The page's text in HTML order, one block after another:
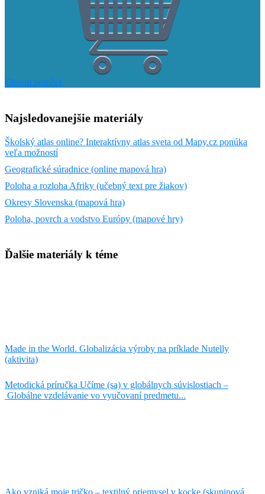
Chcem pomôcť
Najsledovanejšie materiály
Školský atlas online? Interaktívny atlas sveta od Mapy.cz ponúka
veľa možností
Geografické súradnice (online mapová hra)
Poloha a rozloha Afriky (učebný text pre žiakov)
Okresy Slovenska (mapová hra)
Poloha, povrch a vodstvo Európy (mapové hry)
Ďalšie materiály k téme
Made in the World. Globalizácia výroby na príklade Nutelly
(aktivita)
Metodická príručka Učíme (sa) v globálnych súvislostiach –
Globálne vzdelávanie vo vyučovaní predmetu...